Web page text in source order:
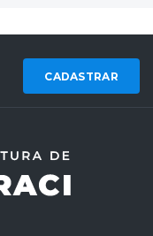
CADASTRAR